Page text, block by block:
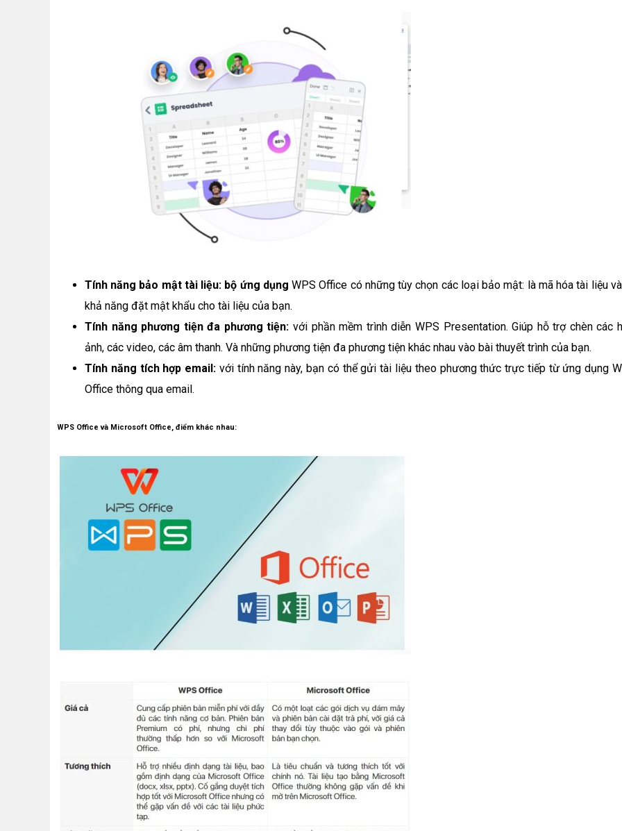
Tính năng bảo mật tài liệu: bộ ứng dụng WPS Office có những tùy chọn các loại bảo mật: là mã hóa tài liệu
khả năng đặt mật khẩu cho tài liệu của bạn.
Tính năng phương tiện đa phương tiện: với phần mềm trình diễn WPS Presentation. Giúp hỗ trợ chèn các
ảnh, các video, các âm thanh. Và những phương tiện đa phương tiện khác nhau vào bài thuyết trình của bạn.
Tính năng tích hợp email: với tính năng này, bạn có thể gửi tài liệu theo phương thức trực tiếp từ ứng dụng
Office thông qua email.
WPS Office và Microsoft Office, điểm khác nhau: